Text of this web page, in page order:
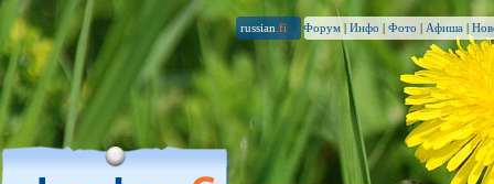
russian .fi Форум | Инфо | Фото | Афиша |